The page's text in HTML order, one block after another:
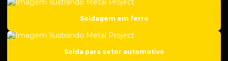
Empresa de usinagem cnc
Empresa de usinagem de metal
Soldagem em ferro
Solda para setor automotivo